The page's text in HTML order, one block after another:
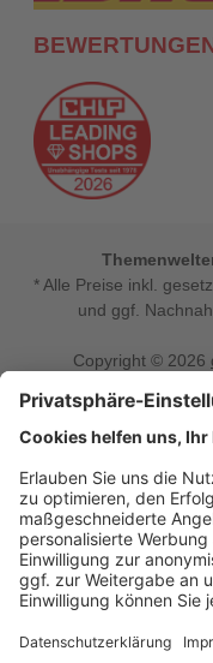
* Alle Preise inkl.
und ggf.
Copyright © 2026
Sie sind auf der
oder Zubehör für
Smartphone? Dann
richtig! Unser breites
und Toner für alle
kleiner Hersteller.
einrichten, die